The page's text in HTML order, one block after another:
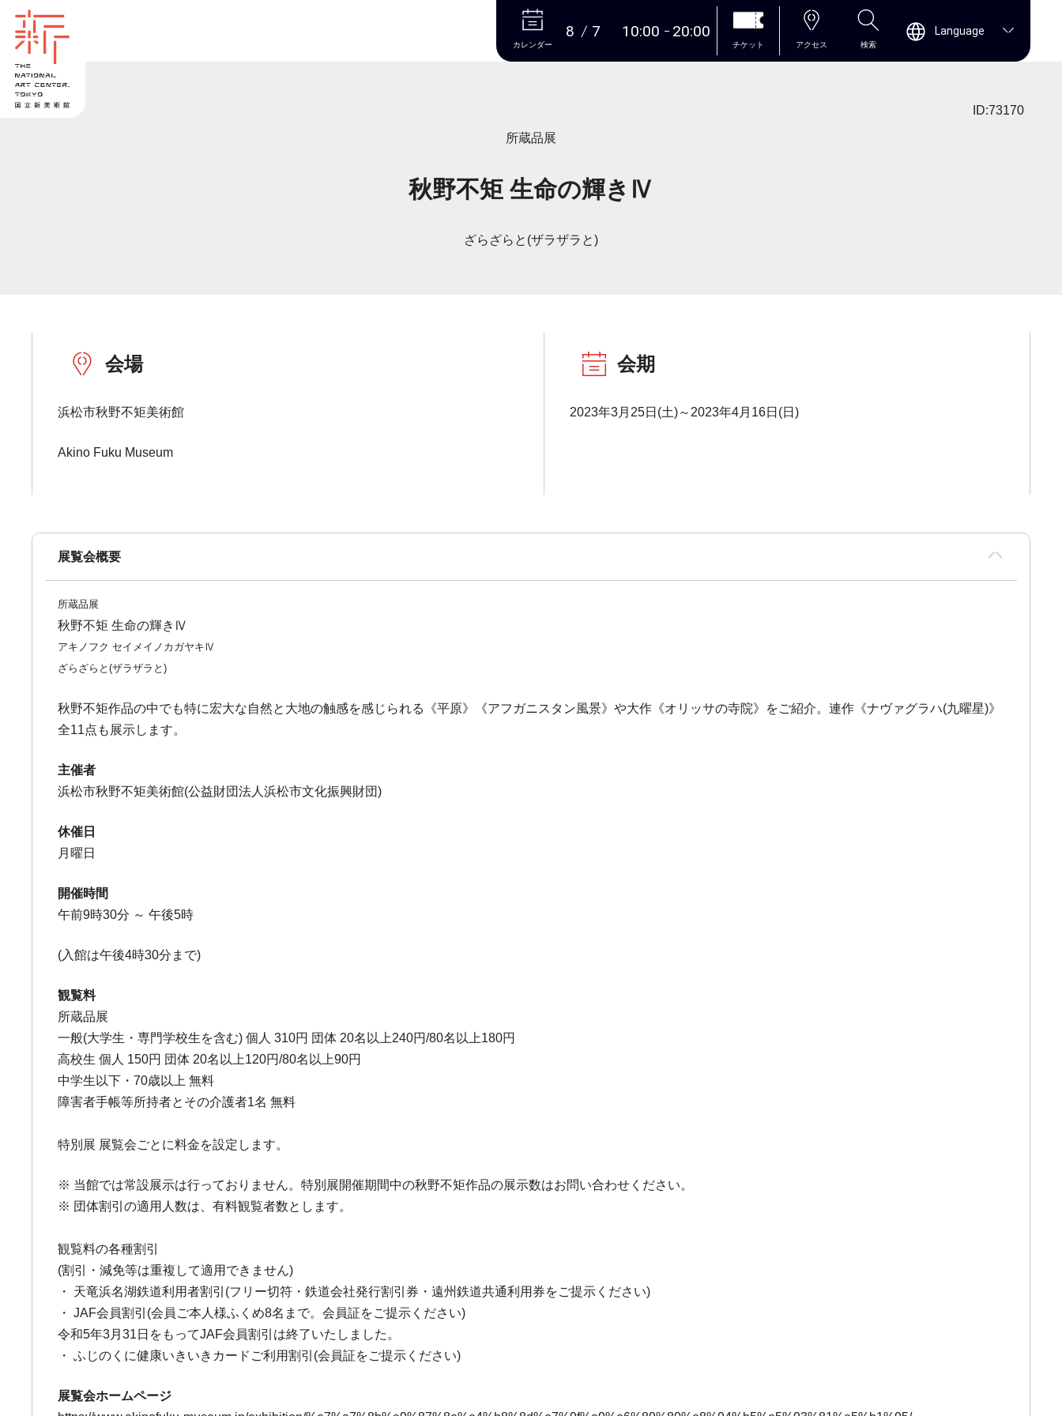
本文へ
カレンダー
8 7 10:00 20:00
チケット アクセス 検索
Language
ID:73170
所蔵品展
秋野不矩 生命の輝きⅣ
ざらざらと(ザラザラと)
会場
浜松市秋野不矩美術館
Akino Fuku Museum
会期
2023年3月25日(土)～2023年4月16日(日)
展覧会概要
所蔵品展
秋野不矩 生命の輝きⅣ
アキノフク セイメイノカガヤキⅣ
ざらざらと(ザラザラと)
秋野不矩作品の中でも特に宏大な自然と大地の触感を感じられる《平原》《アフガニスタン風景》や大作《オリッサの寺院》をご紹介。連作《ナヴァグラハ(九曜星)》
全11点も展示します。
主催者
浜松市秋野不矩美術館(公益財団法人浜松市文化振興財団)
休催日
月曜日
開催時間
午前9時30分 ～ 午後5時
(入館は午後4時30分まで)
観覧料
所蔵品展
一般(大学生・専門学校生を含む) 個人 310円 団体 20名以上240円/80名以上180円
高校生 個人 150円 団体 20名以上120円/80名以上90円
中学生以下・70歳以上 無料
障害者手帳等所持者とその介護者1名 無料
特別展 展覧会ごとに料金を設定します。
※ 当館では常設展示は行っておりません。特別展開催期間中の秋野不矩作品の展示数はお問い合わせください。
※ 団体割引の適用人数は、有料観覧者数とします。
観覧料の各種割引
(割引・減免等は重複して適用できません)
・ 天竜浜名湖鉄道利用者割引(フリー切符・鉄道会社発行割引券・遠州鉄道共通利用券をご提示ください)
・ JAF会員割引(会員ご本人様ふくめ8名まで。会員証をご提示ください)
令和5年3月31日をもってJAF会員割引は終了いたしました。
・ ふじのくに健康いきいきカードご利用割引(会員証をご提示ください)
展覧会ホームページ